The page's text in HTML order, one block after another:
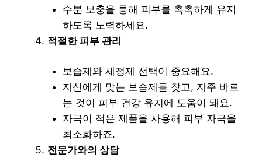
수분 보충을 통해 피부를 촉촉하게 유지
하도록 노력하세요.
적절한 피부 관리
보습제와 세정제 선택이 중요해요.
자신에게 맞는 보습제를 찾고, 자주 바르
는 것이 피부 건강 유지에 도움이 돼요.
자극이 적은 제품을 사용해 피부 자극을
최소화하죠.
전문가와의 상담